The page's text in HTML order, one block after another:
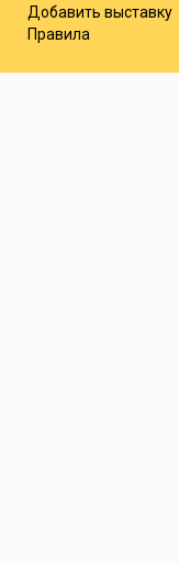
Добавить выставку
Правила